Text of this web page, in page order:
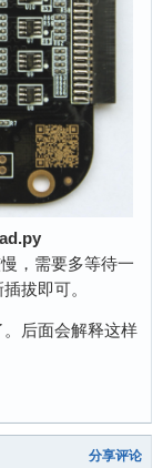
，需要多等待一
拔即可。
后面会解释这样
分享评论